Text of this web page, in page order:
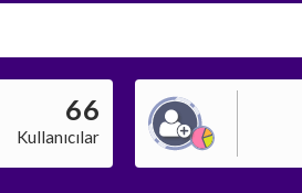
66
Kullanıcılar